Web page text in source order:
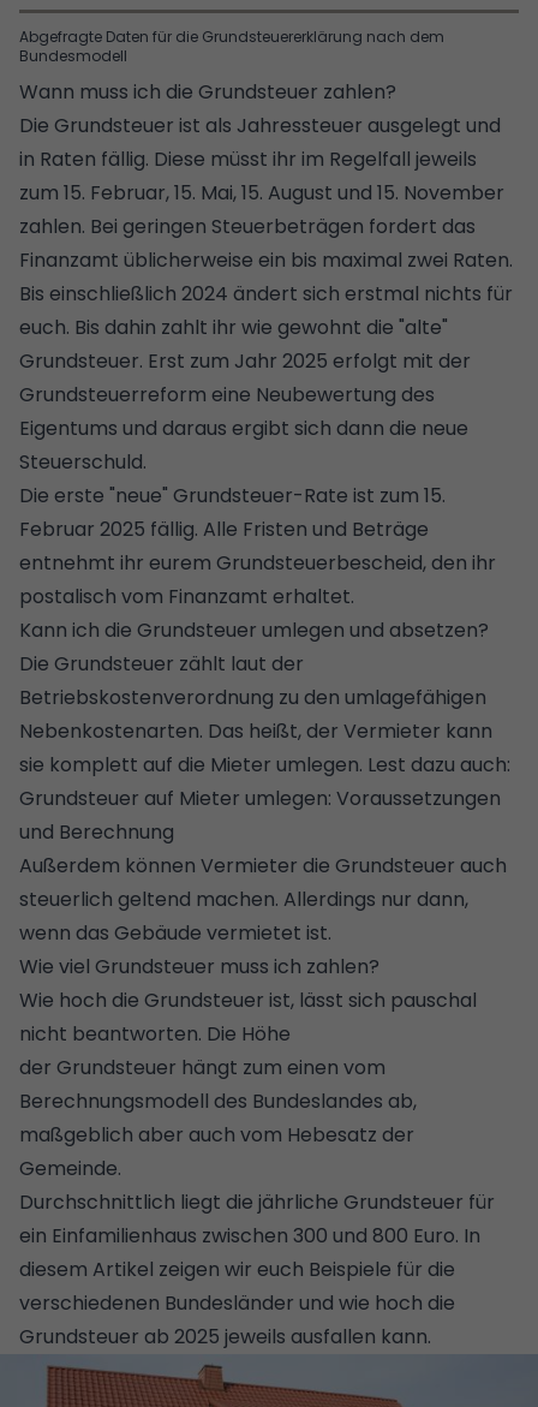
Abgefragte Daten für die Grundsteuererklärung nach dem
Bundesmodell
Wann muss ich die Grundsteuer zahlen?
Die Grundsteuer ist als Jahressteuer ausgelegt und
in Raten fällig. Diese müsst ihr im Regelfall jeweils
zum 15. Februar, 15. Mai, 15. August und 15. November
zahlen. Bei geringen Steuerbeträgen fordert das
Finanzamt üblicherweise ein bis maximal zwei Raten.
Bis einschließlich 2024 ändert sich erstmal nichts für
euch. Bis dahin zahlt ihr wie gewohnt die "alte"
Grundsteuer. Erst zum Jahr 2025 erfolgt mit der
Grundsteuerreform eine Neubewertung des
Eigentums und daraus ergibt sich dann die neue
Steuerschuld.
Die erste "neue" Grundsteuer-Rate ist zum 15.
Februar 2025 fällig. Alle Fristen und Beträge
entnehmt ihr eurem Grundsteuerbescheid, den ihr
postalisch vom Finanzamt erhaltet.
Kann ich die Grundsteuer umlegen und absetzen?
Die Grundsteuer zählt laut der
Betriebskostenverordnung zu den umlagefähigen
Nebenkostenarten. Das heißt, der Vermieter kann
sie komplett auf die Mieter umlegen. Lest dazu auch:
Grundsteuer auf Mieter umlegen: Voraussetzungen
und Berechnung
Außerdem können Vermieter die Grundsteuer auch
steuerlich geltend machen. Allerdings nur dann,
wenn das Gebäude vermietet ist.
Wie viel Grundsteuer muss ich zahlen?
Wie hoch die Grundsteuer ist, lässt sich pauschal
nicht beantworten. Die Höhe
der Grundsteuer hängt zum einen vom
Berechnungsmodell des Bundeslandes ab,
maßgeblich aber auch vom Hebesatz der
Gemeinde.
Durchschnittlich liegt die jährliche Grundsteuer für
ein Einfamilienhaus zwischen 300 und 800 Euro. In
diesem Artikel zeigen wir euch Beispiele für die
verschiedenen Bundesländer und wie hoch die
Grundsteuer ab 2025 jeweils ausfallen kann.